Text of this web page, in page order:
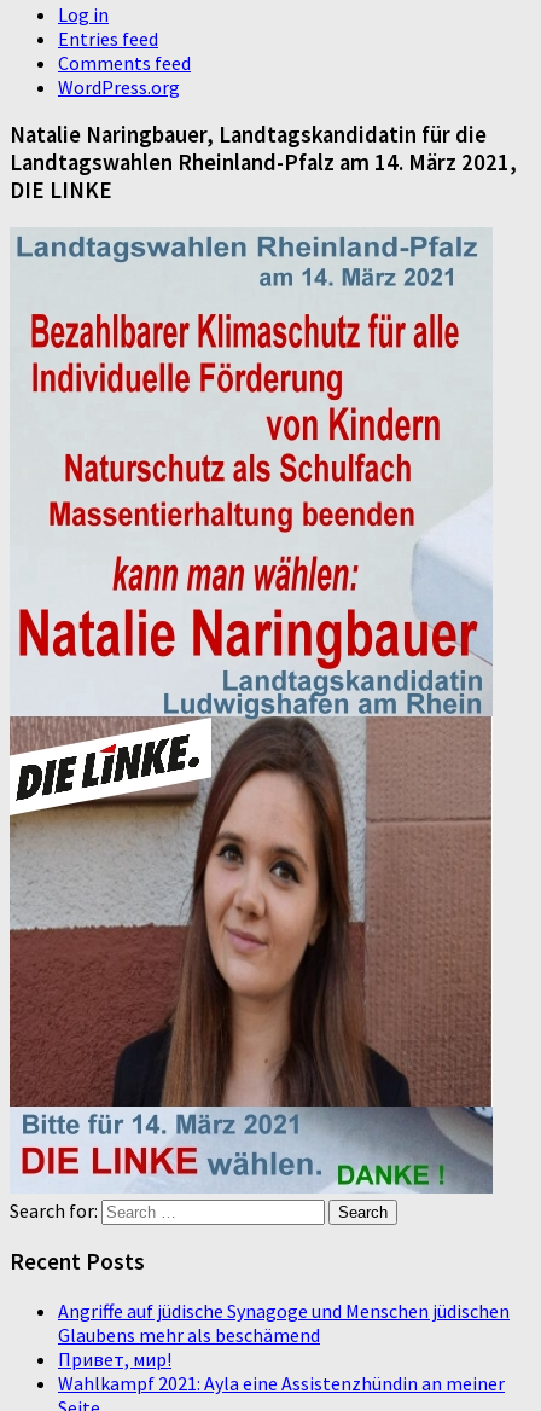
Log in
Entries feed
Comments feed
WordPress.org
Natalie Naringbauer, Landtagskandidatin für die
Landtagswahlen Rheinland-Pfalz am 14. März 2021,
DIE LINKE
Search for:
Recent Posts
Angriffe auf jüdische Synagoge und Menschen jüdischen
Glaubens mehr als beschämend
Привет, мир!
Wahlkampf 2021: Ayla eine Assistenzhündin an meiner